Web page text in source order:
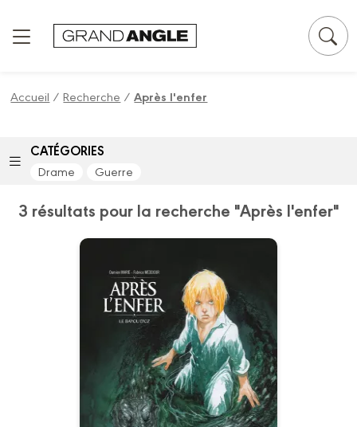
Accueil /Recherche /Après l'enfer
CATÉGORIES
Drame Guerre
3 résultats pour la recherche "Après l'enfer"
Après l'enfer
Vol. 02/2
Date de parution :
13/01/2021
Pour Alice et Dorothy, l’âpre
réalité du Sud vaincu est un
conte noir à mille lieues d’Oz et
du pays des merveilles…